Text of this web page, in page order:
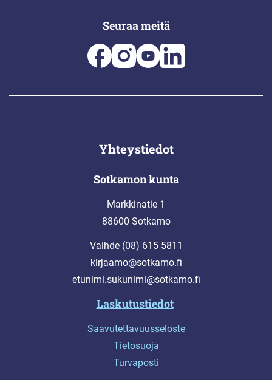
Seuraa meitä
Yhteystiedot
Sotkamon kunta
Markkinatie 1
88600 Sotkamo
Vaihde (08) 615 5811
kirjaamo@sotkamo.fi
etunimi.sukunimi@sotkamo.fi
Laskutustiedot
Saavutettavuusseloste
Tietosuoja
Turvaposti